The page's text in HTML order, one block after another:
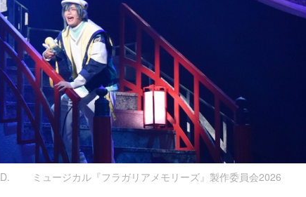
ミュージカル『フラガリアメモリーズ』製作委員会2026